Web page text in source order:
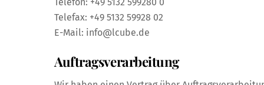
Telefax: +49 5132 59928 02
E-Mail: info@lcube.de
Auftragsverarbeitung